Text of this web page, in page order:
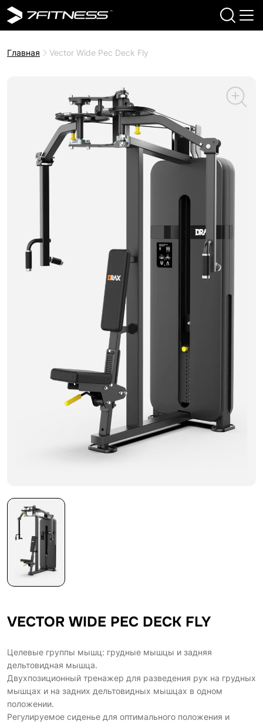
Главная Vector Wide Pec Deck Fly
VECTOR WIDE PEC DECK FLY
Целевые группы мышц: грудные мышцы и задняя
дельтовидная мышца.
Двухпозиционный тренажер для разведения рук на грудных
мышцах и на задних дельтовидных мышцах в одном
положении.
Регулируемое сиденье для оптимального положения и